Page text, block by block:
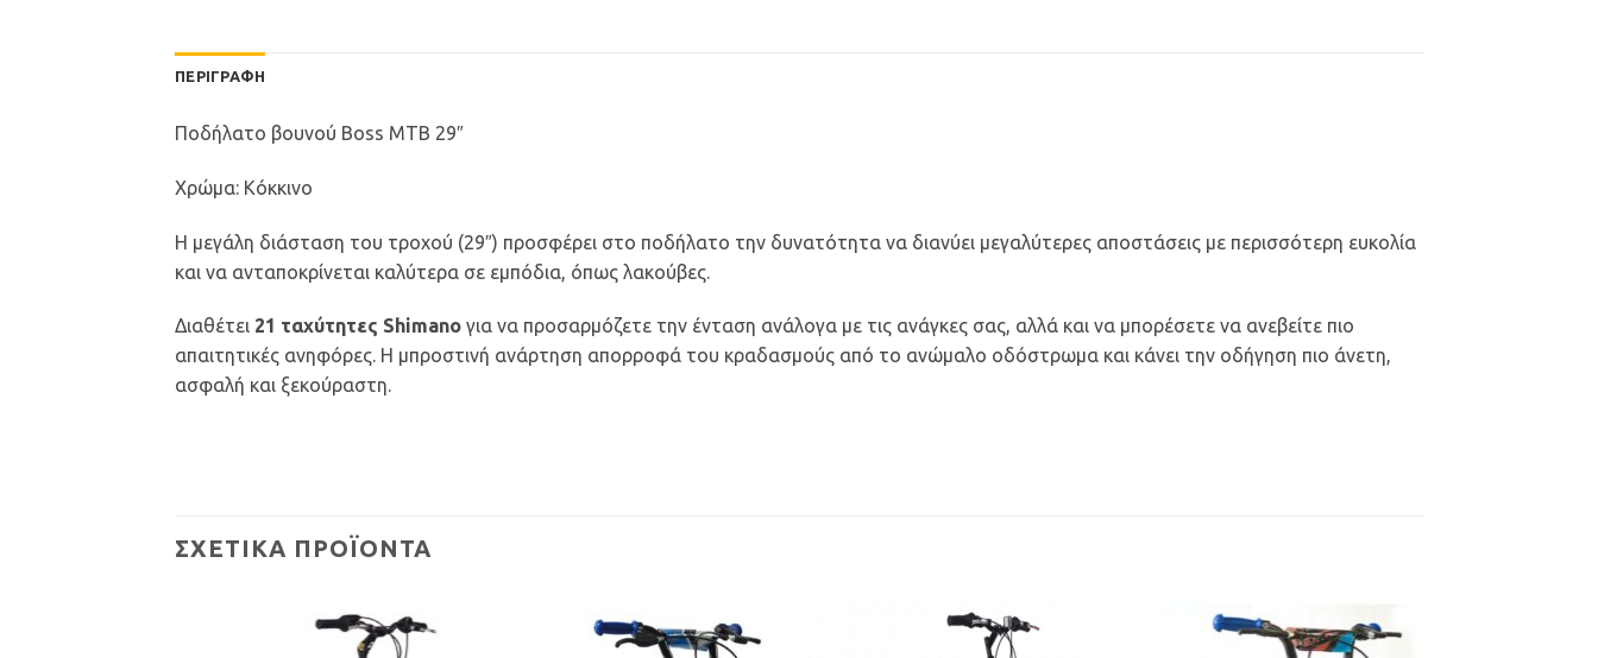
ΠΕΡΙΓΡΑΦΉ
Ποδήλατο βουνού Boss MTB 29″
Χρώμα: Κόκκινο
Η μεγάλη διάσταση του τροχού (29″) προσφέρει στο ποδήλατο την δυνατότητα να διανύει μεγαλύτερες αποστάσεις με περισσότερη ευκολία
και να ανταποκρίνεται καλύτερα σε εμπόδια, όπως λακούβες.
Διαθέτει 21 ταχύτητες Shimano για να προσαρμόζετε την ένταση ανάλογα με τις ανάγκες σας, αλλά και να μπορέσετε να ανεβείτε πιο
απαιτητικές ανηφόρες. Η μπροστινή ανάρτηση απορροφά του κραδασμούς από το ανώμαλο οδόστρωμα και κάνει την οδήγηση πιο άνετη,
ασφαλή και ξεκούραστη.
ΣΧΕΤΙΚΆ ΠΡΟΪΌΝΤΑ